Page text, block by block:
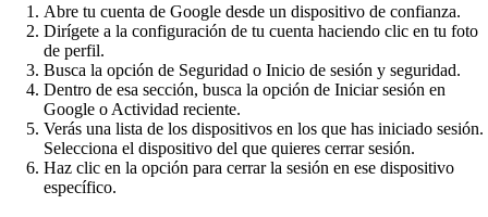
Abre tu cuenta de Google desde un dispositivo de confianza.
Dirígete a la configuración de tu cuenta haciendo clic en tu foto
de perfil.
Busca la opción de Seguridad o Inicio de sesión y seguridad.
Dentro de esa sección, busca la opción de Iniciar sesión en
Google o Actividad reciente.
Verás una lista de los dispositivos en los que has iniciado sesión.
Selecciona el dispositivo del que quieres cerrar sesión.
Haz clic en la opción para cerrar la sesión en ese dispositivo
específico.